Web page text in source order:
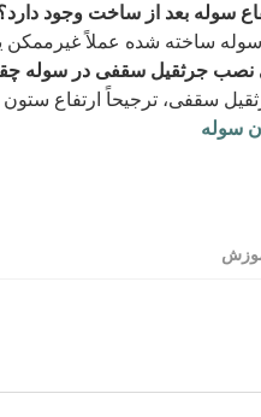
ساخته شده عملاً غیرممکن
ترجیحاً ارتفاع ستون سوله نباید کمتر از ۷.۵
سوله